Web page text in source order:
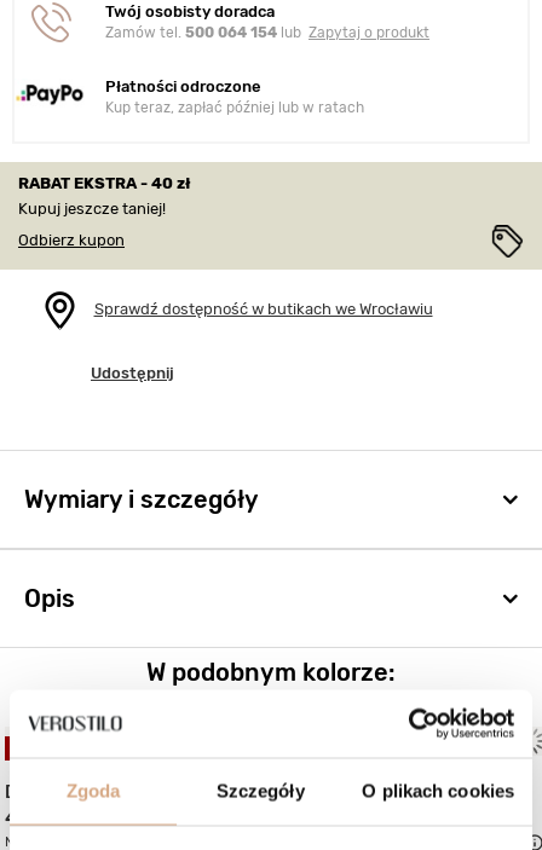
Zgoda Szczegóły O plikach cookies
Twój osobisty doradca
Zamów tel. 500 064 154 lub Zapytaj o produkt
Płatności odroczone
Kup teraz, zapłać później lub w ratach
RABAT EKSTRA - 40 zł
Kupuj jeszcze taniej!
Odbierz kupon
Sprawdź dostępność w butikach we Wrocławiu
Udostępnij
Wymiary i szczegóły
Opis
W podobnym kolorze:
Duża torebka na
499 zł
Najniższa cena:
Torebka worek